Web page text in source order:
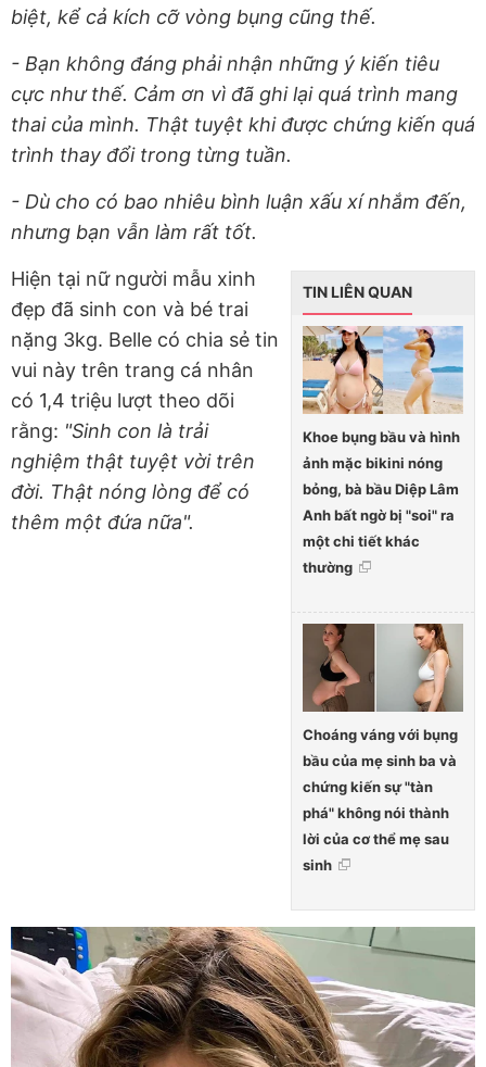
biệt, kể cả kích cỡ vòng bụng cũng thế.
- Bạn không đáng phải nhận những ý kiến tiêu
cực như thế. Cảm ơn vì đã ghi lại quá trình mang
thai của mình. Thật tuyệt khi được chứng kiến quá
trình thay đổi trong từng tuần.
- Dù cho có bao nhiêu bình luận xấu xí nhắm đến,
nhưng bạn vẫn làm rất tốt.
TIN LIÊN QUAN
Khoe bụng bầu và hình
ảnh mặc bikini nóng
bỏng, bà bầu Diệp Lâm
Anh bất ngờ bị "soi" ra
một chi tiết khác
thường
Choáng váng với bụng
bầu của mẹ sinh ba và
chứng kiến sự "tàn
phá" không nói thành
lời của cơ thể mẹ sau
sinh
Hiện tại nữ người mẫu xinh
đẹp đã sinh con và bé trai
nặng 3kg. Belle có chia sẻ tin
vui này trên trang cá nhân
có 1,4 triệu lượt theo dõi
rằng: "Sinh con là trải
nghiệm thật tuyệt vời trên
đời. Thật nóng lòng để có
thêm một đứa nữa".